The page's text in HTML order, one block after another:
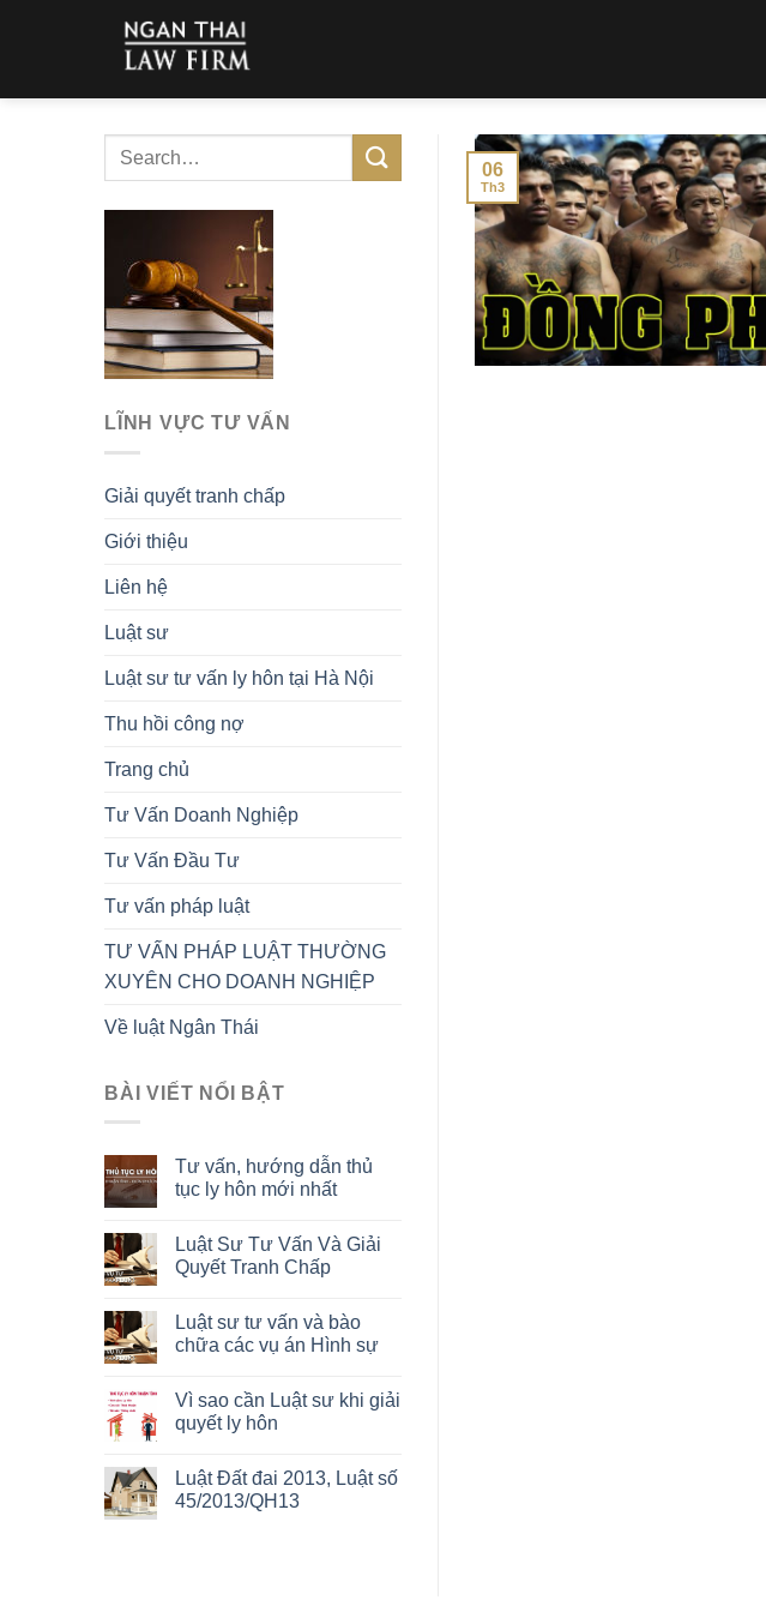
LĨNH VỰC TƯ VẤN
Giải quyết tranh chấp
Giới thiệu
Liên hệ
Luật sư
Luật sư tư vấn ly hôn tại Hà Nội
Thu hồi công nợ
Trang chủ
Tư Vấn Doanh Nghiệp
Tư Vấn Đầu Tư
Tư vấn pháp luật
TƯ VẤN PHÁP LUẬT THƯỜNG
XUYÊN CHO DOANH NGHIỆP
Về luật Ngân Thái
BÀI VIẾT NỔI BẬT
Tư vấn, hướng dẫn thủ
tục ly hôn mới nhất
Luật Sư Tư Vấn Và Giải
Quyết Tranh Chấp
Luật sư tư vấn và bào
chữa các vụ án Hình sự
Vì sao cần Luật sư khi giải
quyết ly hôn
Luật Đất đai 2013, Luật số
45/2013/QH13
06
Th3